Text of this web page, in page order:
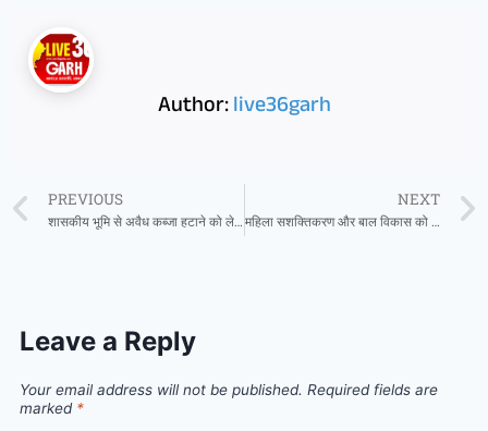
Author:live36garh
PREVIOUS
शासकीय भूमि से अवैध कब्जा हटाने को लेकर किया गया धरना प्रदर्शन
NEXT
महिला सशक्तिकरण और बाल विकास को सर्वोच्च प्राथमिकता दे रही राज्य सरकारः मंत्री लखनलाल देवांगन
Leave a Reply
Your email address will not be published. Required fields are
marked *